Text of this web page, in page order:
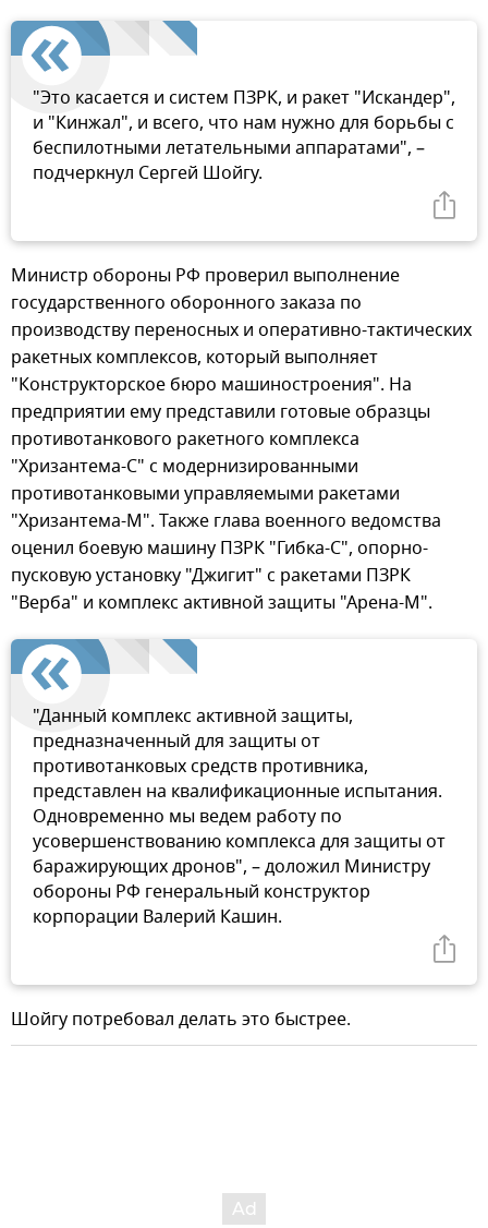
"Это касается и систем ПЗРК, и ракет "Искандер",
и "Кинжал", и всего, что нам нужно для борьбы с
беспилотными летательными аппаратами", –
подчеркнул Сергей Шойгу.
Министр обороны РФ проверил выполнение
государственного оборонного заказа по
производству переносных и оперативно-тактических
ракетных комплексов, который выполняет
"Конструкторское бюро машиностроения". На
предприятии ему представили готовые образцы
противотанкового ракетного комплекса
"Хризантема-С" с модернизированными
противотанковыми управляемыми ракетами
"Хризантема-М". Также глава военного ведомства
оценил боевую машину ПЗРК "Гибка-С", опорно-
пусковую установку "Джигит" с ракетами ПЗРК
"Верба" и комплекс активной защиты "Арена-М".
"Данный комплекс активной защиты,
предназначенный для защиты от
противотанковых средств противника,
представлен на квалификационные испытания.
Одновременно мы ведем работу по
усовершенствованию комплекса для защиты от
баражирующих дронов", – доложил Министру
обороны РФ генеральный конструктор
корпорации Валерий Кашин.
Шойгу потребовал делать это быстрее.